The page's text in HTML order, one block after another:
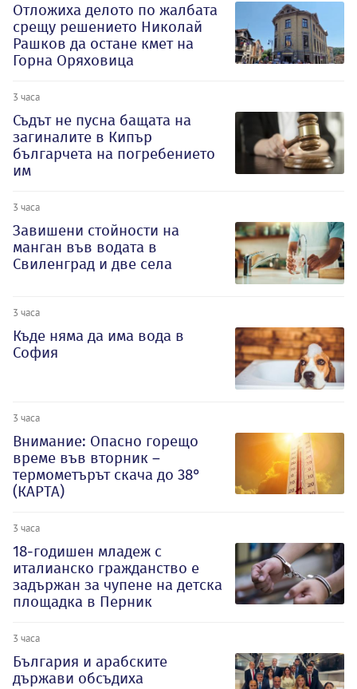
Отложиха делото по жалбата
срещу решението Николай
Рашков да остане кмет на
Горна Оряховица
3 часа
Съдът не пусна бащата на
загиналите в Кипър
българчета на погребението
им
3 часа
Завишени стойности на
манган във водата в
Свиленград и две села
3 часа
Къде няма да има вода в
София
3 часа
Внимание: Опасно горещо
време във вторник –
термометърът скача до 38°
(КАРТА)
3 часа
18-годишен младеж с
италианско гражданство е
задържан за чупене на детска
площадка в Перник
3 часа
България и арабските
държави обсъдиха